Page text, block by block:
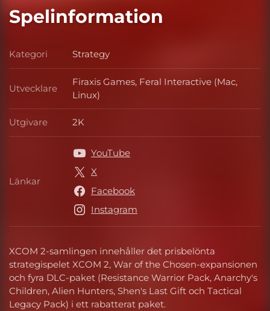
Spelinformation
XCOM 2-samlingen innehåller det prisbelönta
strategispelet XCOM 2, War of the Chosen-expansionen
och fyra DLC-paket (Resistance Warrior Pack, Anarchy's
Children, Alien Hunters, Shen's Last Gift och Tactical
Legacy Pack) i ett rabatterat paket.
Kategori Kategori
Strategy
Utvecklare Utvecklare
Firaxis Games, Feral Interactive (Mac,
Linux)
Utgivare Utgivare
2K
Länkar Länkar
YouTube
X
Facebook
Instagram